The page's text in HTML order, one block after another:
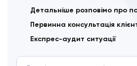
Детальніше розповімо про
Первинна консультація
Експрес-аудит ситуації